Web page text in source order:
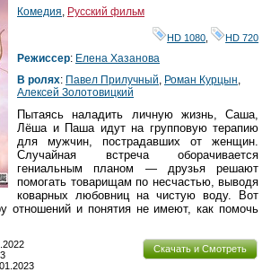
Комедия, Русский фильм
HD 1080 HD 720
Режиссер: Елена Хазанова
В ролях: Павел Прилучный, Роман Курцын,
Алексей Золотовицкий
Пытаясь наладить личную жизнь, Саша,
Лёша и Паша идут на групповую терапию
для мужчин, пострадавших от женщин.
Случайная встреча оборачивается
гениальным планом — друзья решают
помогать товарищам по несчастью, выводя
коварных любовниц на чистую воду. Вот
отношений и понятия не имеют, как помочь
Скачать и Смотреть